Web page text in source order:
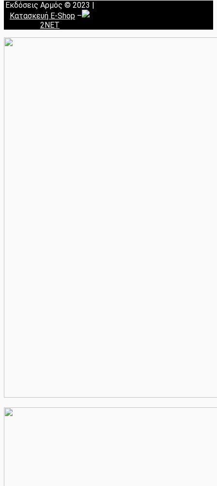
Εκδόσεις Αρμός © 2023 |
Κατασκευή E-Shop –
2NET